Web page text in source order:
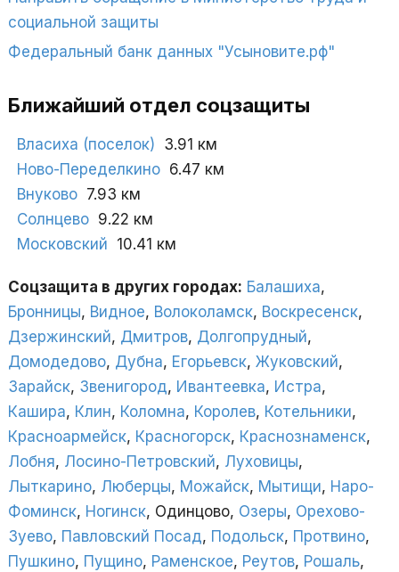
социальной защиты
Федеральный банк данных "Усыновите.рф"
Ближайший отдел соцзащиты
Власиха (поселок) 3.91 км
Ново-Переделкино 6.47 км
Внуково 7.93 км
Солнцево 9.22 км
Московский 10.41 км
Соцзащита в других городах: Балашиха,
Бронницы, Видное, Волоколамск, Воскресенск,
Дзержинский, Дмитров, Долгопрудный,
Домодедово, Дубна, Егорьевск, Жуковский,
Зарайск, Звенигород, Ивантеевка, Истра,
Кашира, Клин, Коломна, Королев, Котельники,
Красноармейск, Красногорск, Краснознаменск,
Лобня, Лосино-Петровский, Луховицы,
Лыткарино, Люберцы, Можайск, Мытищи, Наро-
Фоминск, Ногинск, Одинцово, Озеры, Орехово-
Зуево, Павловский Посад, Подольск, Протвино,
Пушкино, Пущино, Раменское, Реутов, Рошаль,